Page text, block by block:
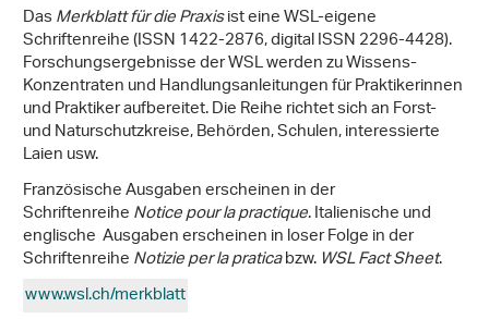
DasMerkblatt für die Praxisist eine WSL-eigene
Schriftenreihe (ISSN 1422-2876, digital ISSN 2296-4428).
Forschungsergebnisse der WSL werden zu Wissens-
Konzentraten und Handlungsanleitungen für Praktikerinnen
und Praktiker aufbereitet. Die Reihe richtet sich an Forst-
und Naturschutzkreise, Behörden, Schulen, interessierte
Laien usw.
Französische Ausgaben erscheinen in der
SchriftenreiheNotice pour la practique. Italienische und
englische Ausgaben erscheinen in loser Folge in der
SchriftenreiheNotizie per la praticabzw.WSL Fact Sheet.
www.wsl.ch/merkblatt